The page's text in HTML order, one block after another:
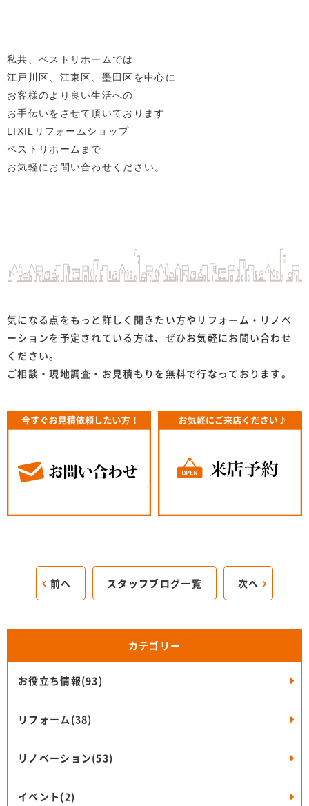
私共、ベストリホームでは
江戸川区、江東区、墨田区を中心に
お客様のより良い生活への
お手伝いをさせて頂いております
LIXILリフォームショップ
ベストリホームまで
お気軽にお問い合わせください。
気になる点をもっと詳しく聞きたい方やリフォーム・リノベ
ーションを予定されている方は、ぜひお気軽にお問い合わせ
ください。
ご相談・現地調査・お見積もりを無料で行なっております。
前へ スタッフブログ一覧 次へ
カテゴリー
お役立ち情報(93)
リフォーム(38)
リノベーション(53)
イベント(2)